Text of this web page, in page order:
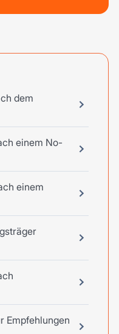
dem
einem No-
einem
Empfehlungen